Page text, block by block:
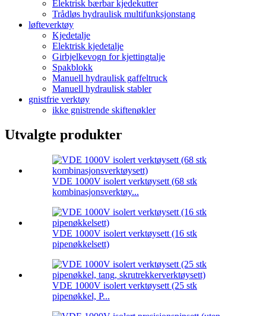
Elektrisk bærbar kjedekutter
Trådløs hydraulisk multifunksjonstang
løfteverktøy
Kjedetalje
Elektrisk kjedetalje
Girbjelkevogn for kjettingtalje
Spakblokk
Manuell hydraulisk gaffeltruck
Manuell hydraulisk stabler
gnistfrie verktøy
ikke gnistrende skiftenøkler
Utvalgte produkter
VDE 1000V isolert verktøysett (68 stk
kombinasjonsverktøy...
VDE 1000V isolert verktøysett (16 stk
pipenøkkelsett)
VDE 1000V isolert verktøysett (25 stk
pipenøkkel, P...